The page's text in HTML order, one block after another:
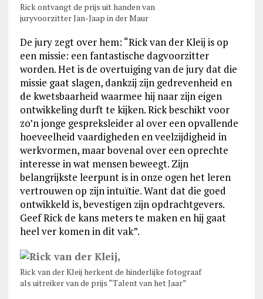
Rick ontvangt de prijs uit handen van
juryvoorzitter Jan-Jaap in der Maur
De jury zegt over hem: “Rick van der Kleij is op
een missie: een fantastische dagvoorzitter
worden. Het is de overtuiging van de jury dat die
missie gaat slagen, dankzij zijn gedrevenheid en
de kwetsbaarheid waarmee hij naar zijn eigen
ontwikkeling durft te kijken. Rick beschikt voor
zo’n jonge gespreksleider al over een opvallende
hoeveelheid vaardigheden en veelzijdigheid in
werkvormen, maar bovenal over een oprechte
interesse in wat mensen beweegt. Zijn
belangrijkste leerpunt is in onze ogen het leren
vertrouwen op zijn intuïtie. Want dat die goed
ontwikkeld is, bevestigen zijn opdrachtgevers.
Geef Rick de kans meters te maken en hij gaat
heel ver komen in dit vak”.
Rick van der Kleij herkent de hinderlijke fotograaf
als uitreiker van de prijs “Talent van het Jaar”